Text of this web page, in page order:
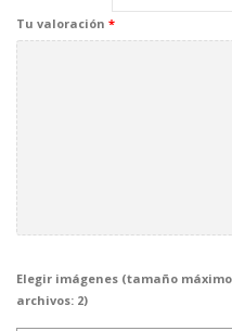
Tu valoración *
Elegir imágenes (tamaño
archivos: 2)